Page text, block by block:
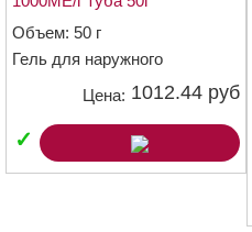
Объем: 50 г
Гель для наружного
Цена: 1012.44 руб
✓